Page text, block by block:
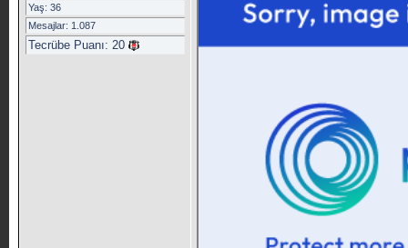
Yaş: 36
Mesajlar: 1.087
Tecrübe Puanı: 20